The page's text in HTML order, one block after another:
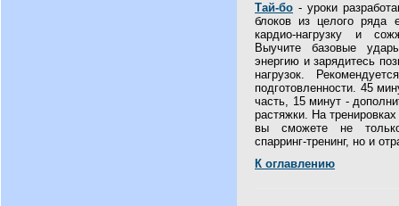
Тай-бо - уроки
блоков из целого ряда
кардио-нагрузку и
Выучите базовые
энергию и зарядитесь
нагрузок.
подготовленности. 45
часть, 15 минут -
растяжки. На
вы сможете не
спарринг-тренинг, но и
К оглавлению